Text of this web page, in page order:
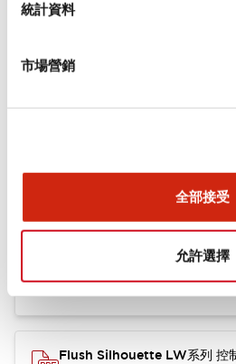
統計資料
市場營銷
全部接受
允許選擇
Flush Silhouette LW系列 控
1.23MB
Flush Silhouette LW系列 控